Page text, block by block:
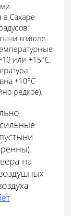
в Сахаре
в июле
или +15°С.
+10°С
редкое).
на